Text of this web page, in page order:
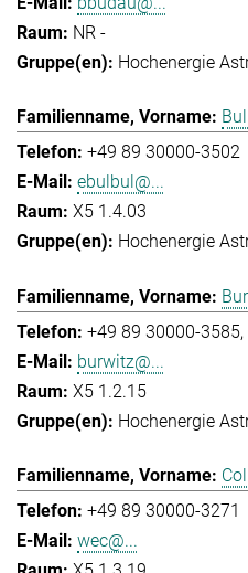
NR -
Hochenergie
+49 89 30000-3502
ebulbul@...
X5 1.4.03
Hochenergie
+49 89 30000-3585
burwitz@...
X5 1.2.15
Hochenergie
+49 89 30000-3271
wec@...